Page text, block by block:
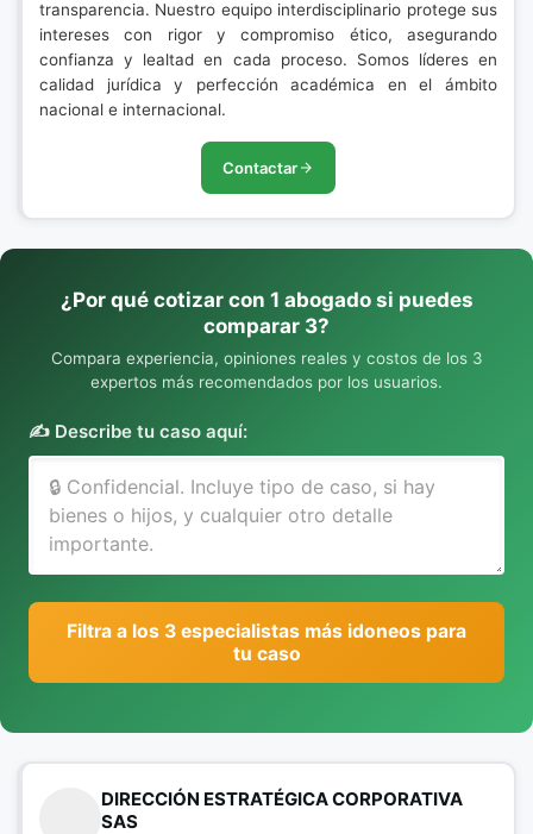
transparencia. Nuestro equipo interdisciplinario protege sus
intereses con rigor y compromiso ético, asegurando
confianza y lealtad en cada proceso. Somos líderes en
calidad jurídica y perfección académica en el ámbito
nacional e internacional.
Contactar
¿Por qué cotizar con 1 abogado si puedes
comparar 3?
Compara experiencia, opiniones reales y costos de los 3
expertos más recomendados por los usuarios.
✍️ Describe tu caso aquí:
Filtra a los 3 especialistas más idoneos para
tu caso
DIRECCIÓN ESTRATÉGICA CORPORATIVA
SAS